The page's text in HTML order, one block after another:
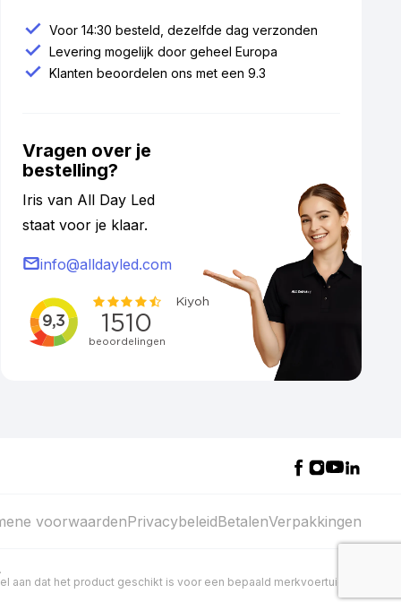
Voor 14:30 besteld, dezelfde dag verzonden
Levering mogelijk door geheel Europa
Klanten beoordelen ons met een 9.3
Vragen over je
bestelling?
Iris van All Day Led
staat voor je klaar.
info@alldayled.com
voorwaardenPrivacybeleidBetalenVerpakkingen
aan dat het product geschikt is voor een bepaald merkvoertuig.